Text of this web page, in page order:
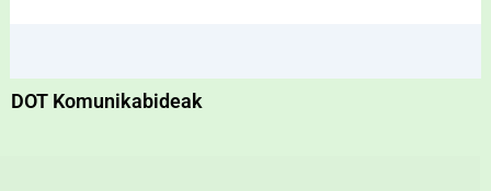
DOT Komunikabideak